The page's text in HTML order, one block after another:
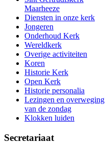
Maarheeze
Diensten in onze kerk
Jongeren
Onderhoud Kerk
Wereldkerk
Overige activiteiten
Koren
Historie Kerk
Open Kerk
Historie personalia
Lezingen en overweging
van de zondag
Klokken luiden
Secretariaat